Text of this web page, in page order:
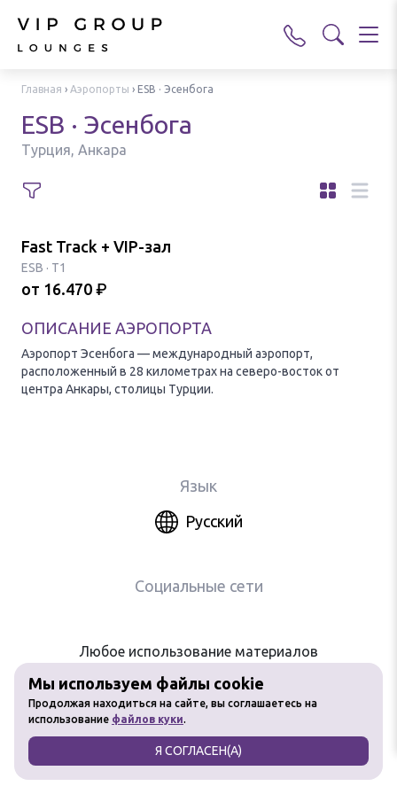
Главная › Аэропорты › ESB · Эсенбога
ESB · Эсенбога
Турция, Анкара
Fast Track + VIP-зал
ESB · T1
от 16.470 ₽
ОПИСАНИЕ АЭРОПОРТА
Аэропорт Эсенбога — международный аэропорт,
расположенный в 28 километрах на северо-восток от
центра Анкары, столицы Турции.
Мы используем файлы cookie
Продолжая находиться на сайте, вы соглашаетесь на
использование файлов куки.
Я СОГЛАСЕН(А)
Язык
Русский
Социальные сети
Любое использование материалов